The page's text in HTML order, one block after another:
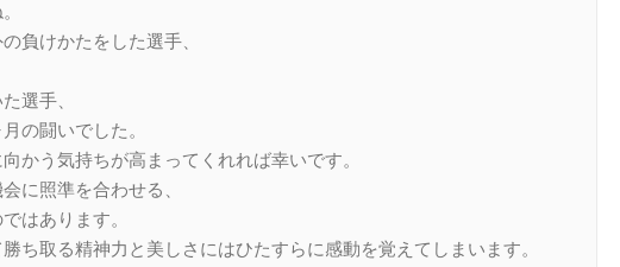
負けかたをした選手、
選手、
の闘いでした。
かう気持ちが高まってくれれば幸いです。
に照準を合わせる、
はあります。
ち取る精神力と美しさにはひたすらに感動を覚えてしまいます。